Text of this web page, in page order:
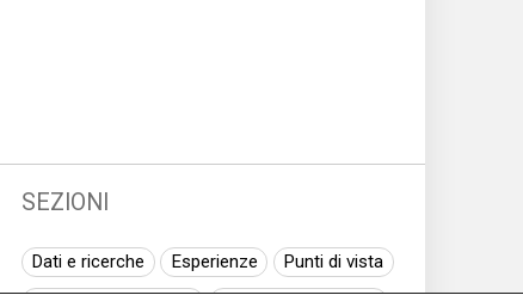
SEZIONI
Dati e ricerche Esperienze
Punti di vista